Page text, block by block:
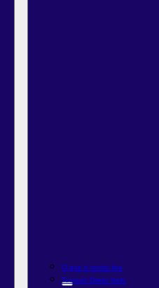
O que é renda fixa
Tesouro Direto Selic